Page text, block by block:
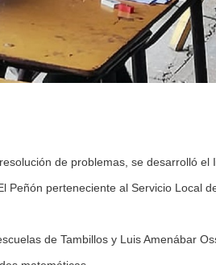
de problemas, se desarrolló el
Peñón perteneciente al Servicio Local
de Tambillos y Luis Amenábar